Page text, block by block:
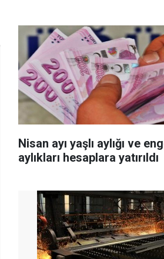
Nisan ayı yaşlı aylığı ve
aylıkları hesaplara yatırıldı